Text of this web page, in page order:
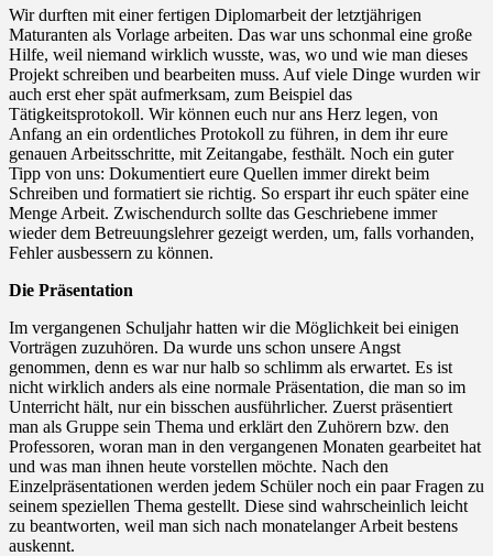
Wir durften mit einer fertigen Diplomarbeit der letztjährigen
Maturanten als Vorlage arbeiten. Das war uns schonmal eine große
Hilfe, weil niemand wirklich wusste, was, wo und wie man dieses
Projekt schreiben und bearbeiten muss. Auf viele Dinge wurden wir
auch erst eher spät aufmerksam, zum Beispiel das
Tätigkeitsprotokoll. Wir können euch nur ans Herz legen, von
Anfang an ein ordentliches Protokoll zu führen, in dem ihr eure
genauen Arbeitsschritte, mit Zeitangabe, festhält. Noch ein guter
Tipp von uns: Dokumentiert eure Quellen immer direkt beim
Schreiben und formatiert sie richtig. So erspart ihr euch später eine
Menge Arbeit. Zwischendurch sollte das Geschriebene immer
wieder dem Betreuungslehrer gezeigt werden, um, falls vorhanden,
Fehler ausbessern zu können.
Die Präsentation
Im vergangenen Schuljahr hatten wir die Möglichkeit bei einigen
Vorträgen zuzuhören. Da wurde uns schon unsere Angst
genommen, denn es war nur halb so schlimm als erwartet. Es ist
nicht wirklich anders als eine normale Präsentation, die man so im
Unterricht hält, nur ein bisschen ausführlicher. Zuerst präsentiert
man als Gruppe sein Thema und erklärt den Zuhörern bzw. den
Professoren, woran man in den vergangenen Monaten gearbeitet hat
und was man ihnen heute vorstellen möchte. Nach den
Einzelpräsentationen werden jedem Schüler noch ein paar Fragen zu
seinem speziellen Thema gestellt. Diese sind wahrscheinlich leicht
zu beantworten, weil man sich nach monatelanger Arbeit bestens
auskennt.